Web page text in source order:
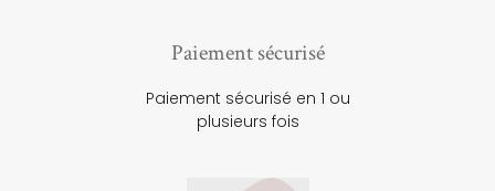
Paiement sécurisé
Paiement sécurisé en 1 ou
plusieurs fois